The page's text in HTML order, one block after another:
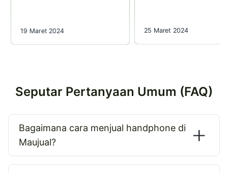
19 Maret 2024 25 Maret 2024
Seputar Pertanyaan Umum (FAQ)
Bagaimana cara menjual handphone di
Maujual?